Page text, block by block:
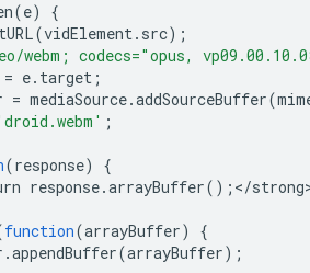
(e)
{
(vidElement. src);
webm; codecs="opus,
= e. target ;
= mediaSource.addSourceBuffer(
;
(response)
{
response.arrayBuffer(); </strong
function(arrayBuffer)
{
.appendBuffer(arrayBuffer);